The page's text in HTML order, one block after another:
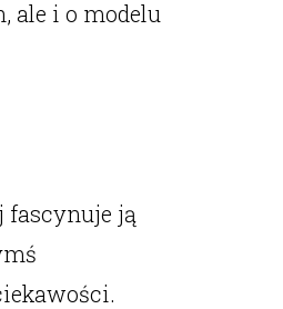
ale i o modelu
fascynuje ją